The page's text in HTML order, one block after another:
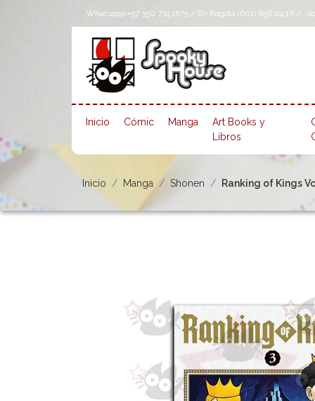
Whatsapp +57 350 774 1675 / En Bogotá (601) 656 24 16 /
Inicio Cómic Manga
Art Books y
Libros
Inicio Manga Shonen Ranking of Kings